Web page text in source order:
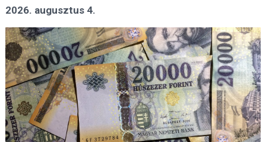
2026. augusztus 4.